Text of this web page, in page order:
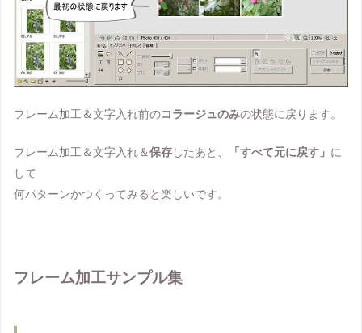
フレーム加工＆文字入れ前のコラージュのみの状態に戻ります。
フレーム加工＆文字入れ＆保存したあと、 「すべて元に戻す」 に
して
何パターンかつくってみると楽しいです。
フレーム加工サンプル集